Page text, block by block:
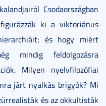
Csodaországban
ki a viktoriánus
és hogy miért
mindig feldolgozásra
Milyen nyelvfilozófiai
járt nyalkás brigyók? Mi
és az okkultisták